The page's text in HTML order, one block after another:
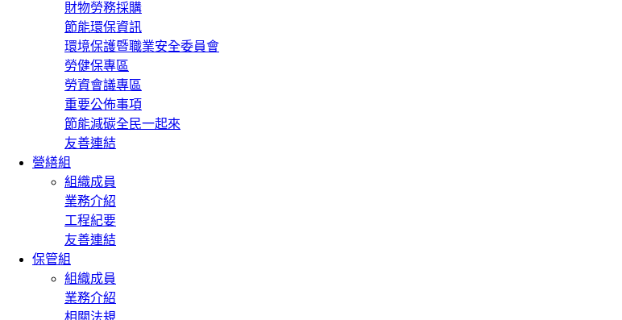
財物勞務採購
節能環保資訊
環境保護暨職業安全委員會
勞健保專區
勞資會議專區
重要公佈事項
節能減碳全民一起來
友善連結
營繕組
組織成員
業務介紹
工程紀要
友善連結
保管組
組織成員
業務介紹
相關法規